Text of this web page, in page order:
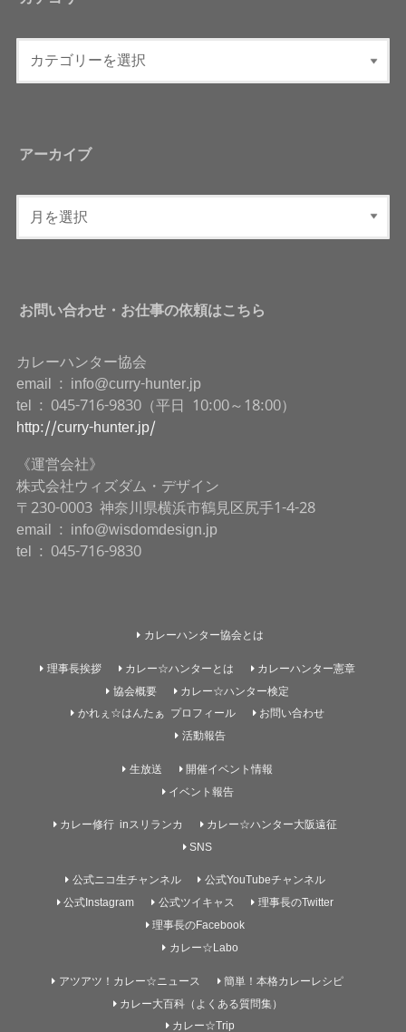
アーカイブ
お問い合わせ・お仕事の依頼はこちら
カレーハンター協会
email : info@curry-hunter.jp
tel : 045-716-9830（平日 10:00～18:00）
http://curry-hunter.jp/
《運営会社》
株式会社ウィズダム・デザイン
〒230-0003 神奈川県横浜市鶴見区尻手1-4-28
email : info@wisdomdesign.jp
tel : 045-716-9830
カレーハンター協会とは
理事長挨拶 カレー☆ハンターとは
カレーハンター憲章
協会概要
カレー☆ハンター検定
かれぇ☆はんたぁ プロフィール
お問い合わせ
活動報告
生放送
開催イベント情報
イベント報告
カレー修行 inスリランカ
カレー☆ハンター大阪遠征
SNS
公式ニコ生チャンネル
公式YouTubeチャンネル
公式Instagram
公式ツイキャス
理事長のTwitter
理事長のFacebook
カレー☆Labo
アツアツ！カレー☆ニュース
簡単！本格カレーレシピ
カレー大百科（よくある質問集）
カレー☆Trip